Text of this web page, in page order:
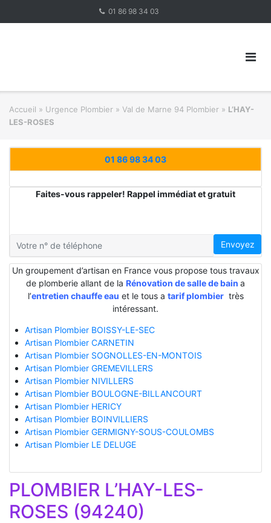
01 86 98 34 03
Accueil » Urgence Plombier » Val de Marne 94 Plombier » L’HAY-
LES-ROSES
01 86 98 34 03
Faites-vous rappeler! Rappel immédiat et gratuit
Envoyez
Un groupement d’artisan en France vous propose tous travaux
de plomberie allant de la Rénovation de salle de bain a
l’entretien chauffe eau et le tous a tarif plombiertrès
intéressant.
Artisan Plombier BOISSY-LE-SEC
Artisan Plombier CARNETIN
Artisan Plombier SOGNOLLES-EN-MONTOIS
Artisan Plombier GREMEVILLERS
Artisan Plombier NIVILLERS
Artisan Plombier BOULOGNE-BILLANCOURT
Artisan Plombier HERICY
Artisan Plombier BOINVILLIERS
Artisan Plombier GERMIGNY-SOUS-COULOMBS
Artisan Plombier LE DELUGE
PLOMBIER L’HAY-LES-
ROSES (94240)